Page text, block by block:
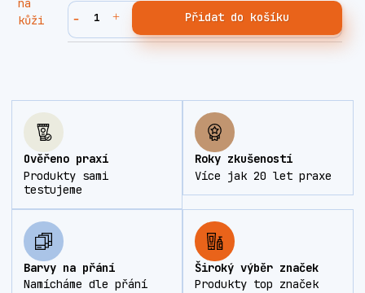
Přidat do košíku
Ověřeno praxí
Produkty sami
testujeme
Roky zkušeností
Více jak 20 let praxe
Barvy na přání
Namícháme dle přání
Široký výběr značek
Produkty top značek